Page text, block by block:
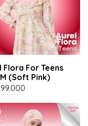
Flora For Teens
(Soft Pink)